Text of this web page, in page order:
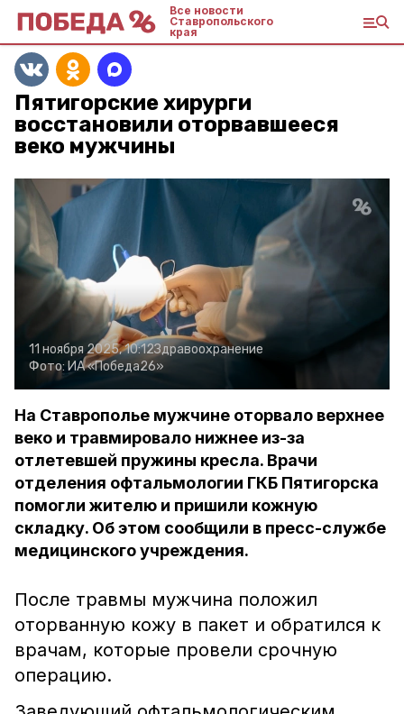
Все новости
Ставропольского
края
Пятигорские хирурги
восстановили оторвавшееся
веко мужчины
11 ноября 2025, 10:12Здравоохранение
Фото: ИА «Победа26»
На Ставрополье мужчине оторвало верхнее
веко и травмировало нижнее из-за
отлетевшей пружины кресла. Врачи
отделения офтальмологии ГКБ Пятигорска
помогли жителю и пришили кожную
складку. Об этом сообщили в пресс-службе
медицинского учреждения.
После травмы мужчина положил
оторванную кожу в пакет и обратился к
врачам, которые провели срочную
операцию.